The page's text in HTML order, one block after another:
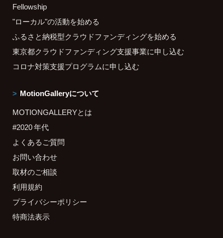
Fellowship
"ローカル"の活動を始める
ふるさと納税型クラウドファンディングを始める
東京都クラウドファンディング支援事業に申し込む
コロナ対策支援プログラムに申し込む
MotionGalleryについて
MOTIONGALLERYとは
#2020 年代
よくあるご質問
お問い合わせ
取材のご相談
利用規約
プライバシーポリシー
特商法表示